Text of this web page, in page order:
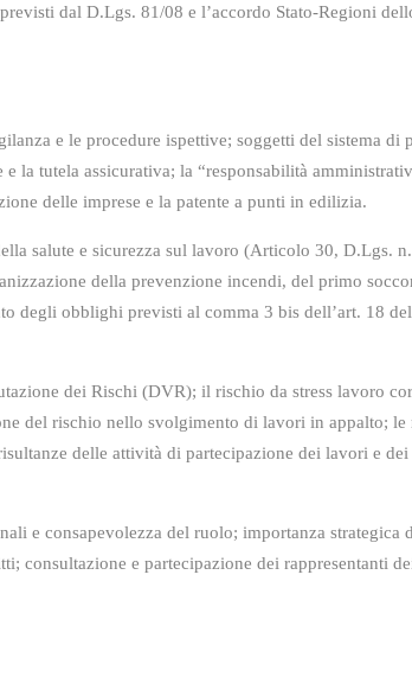
dal D.Lgs. 81/08 e l’accordo Stato-Regioni
e le procedure ispettive; soggetti del sistema di
tutela assicurativa; la “responsabilità
delle imprese e la patente a punti in edilizia.
salute e sicurezza sul lavoro (Articolo 30, D.Lgs.
della prevenzione incendi, del primo
degli obblighi previsti al comma 3 bis dell’art. 18
dei Rischi (DVR); il rischio da stress lavoro
del rischio nello svolgimento di lavori in appalto; le
delle attività di partecipazione dei lavori e
consapevolezza del ruolo; importanza strategica
e partecipazione dei rappresentanti